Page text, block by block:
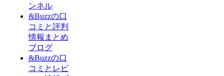
ンネル
&Buzzの口
コミと評判
情報まとめ
ブログ
&Buzzの口
コミとレビ